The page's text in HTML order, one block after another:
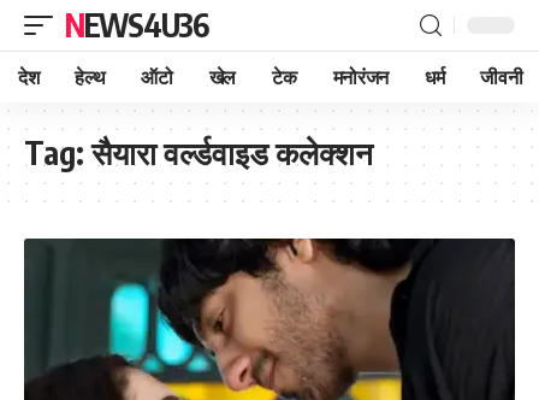
NEWS4U36
देश हेल्थ ऑटो खेल टेक मनोरंजन धर्म जीवनी
Tag:सैयारा वर्ल्डवाइड कलेक्शन